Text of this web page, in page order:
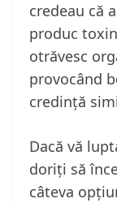
credeau că
produc
otrăvesc
provocând
credință
Dacă vă
doriți să
câteva